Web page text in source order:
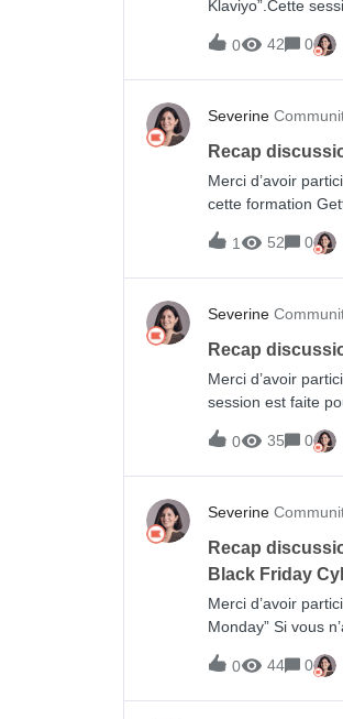
Klaviyo”.Cette
zéro. Ce segment
de segments, en
composent un
session ci-
0 42 0
Severine
Recap
Merci d’avoir
cette formation
vos 30 premiers
rapport d’analyse
1 52 0
Severine
Recap
Merci d’avoir
session est faite
clients et les
0 35 0
Severine
Recap
Black Friday
Merci d’avoir
Monday” Si vous
Segments de
0 44 0